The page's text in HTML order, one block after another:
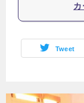
カ
Tweet